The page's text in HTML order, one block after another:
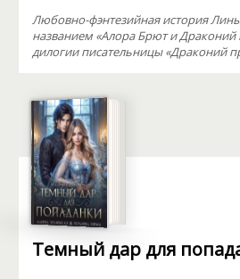
Любовно-фэнтезийная история
названием «Алора Брют и Драконий
дилогии писательницы «Драконий
Темный дар для